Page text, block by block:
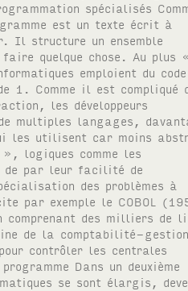
spécialisés
est un texte écrit à
Il structure un ensemble
quelque chose. Au plus
emploient du code
1. Comme il est compliqué
les développeurs
multiples langages,
les utilisent car moins
logiques comme les
de par leur facilité de
des problèmes à
par exemple le COBOL
comprenant des milliers de
de la comptabilité-
contrôler les centrales
Dans un deuxième
se sont élargis,